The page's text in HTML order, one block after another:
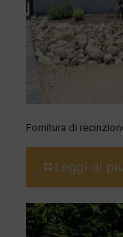
Fornitura di
Leggi di più